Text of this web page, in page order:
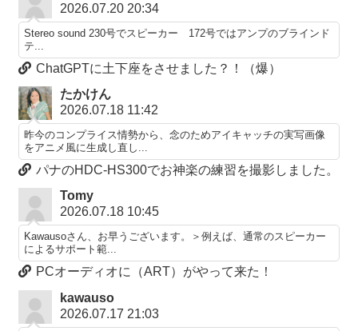
2026.07.20 20:34
Stereo sound 230号でスピーカー 172号ではアンプのブラインド
テ...
ChatGPTに土下座をさせました？！（爆）
たかけん
2026.07.18 11:42
昨今のコンプライス情勢から、念のためアイキャッチの実写画像
をアニメ風に生成し直し...
パナのHDC-HS300でお神楽の練習を撮影しました。
Tomy
2026.07.18 10:45
Kawausoさん、お早うございます。＞例えば、通常のスピーカー
によるサポート範...
PCオーディオに（ART）がやって来た！
kawauso
2026.07.17 21:03